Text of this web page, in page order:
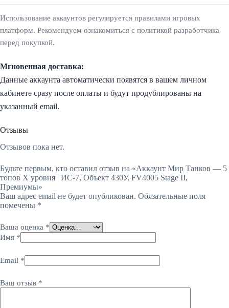
Использование аккаунтов регулируется правилами игровых
платформ. Рекомендуем ознакомиться с политикой разработчика
перед покупкой.
Мгновенная доставка:
Данные аккаунта автоматически появятся в вашем личном
кабинете сразу после оплаты и будут продублированы на
указанный email.
Отзывы
Отзывов пока нет.
Будьте первым, кто оставил отзыв на «Аккаунт Мир Танков — 5
топов X уровня | ИС-7, Объект 430У, FV4005 Stage II,
Премиумы»
Ваш адрес email не будет опубликован. Обязательные поля
помечены *
Ваша оценка *
Имя *
Email *
Ваш отзыв *